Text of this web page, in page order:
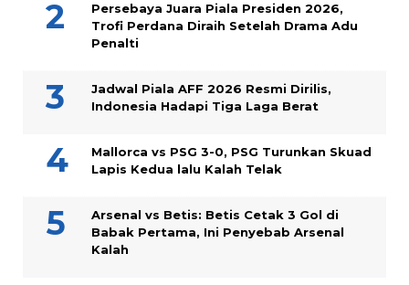
Persebaya Juara Piala Presiden 2026,
Trofi Perdana Diraih Setelah Drama Adu
Penalti
Jadwal Piala AFF 2026 Resmi Dirilis,
Indonesia Hadapi Tiga Laga Berat
Mallorca vs PSG 3-0, PSG Turunkan Skuad
Lapis Kedua lalu Kalah Telak
Arsenal vs Betis: Betis Cetak 3 Gol di
Babak Pertama, Ini Penyebab Arsenal
Kalah